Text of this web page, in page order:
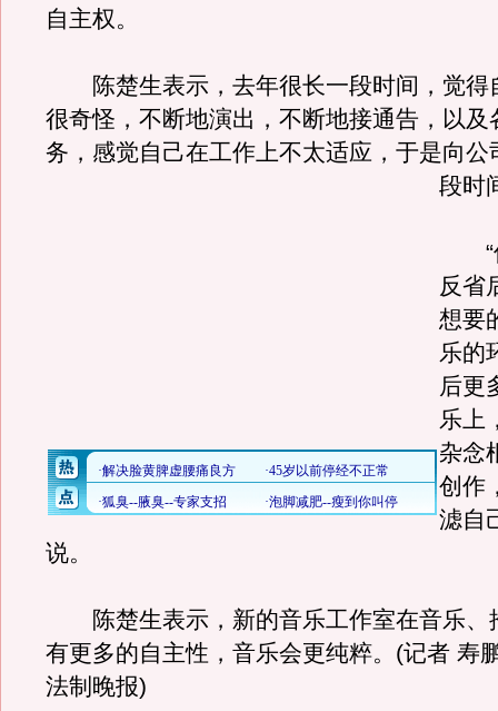
自主权。
陈楚生表示，去年很长一段时间，觉得
很奇怪，不断地演出，不断地接通告，以及
务，感觉自己在工作上不太适应，于是向公
段时
“
反省
想要
乐的
后更
乐上
杂念
创作
滤自
说。
陈楚生表示，新的音乐工作室在音乐、
有更多的自主性，音乐会更纯粹。(记者 寿
法制晚报)